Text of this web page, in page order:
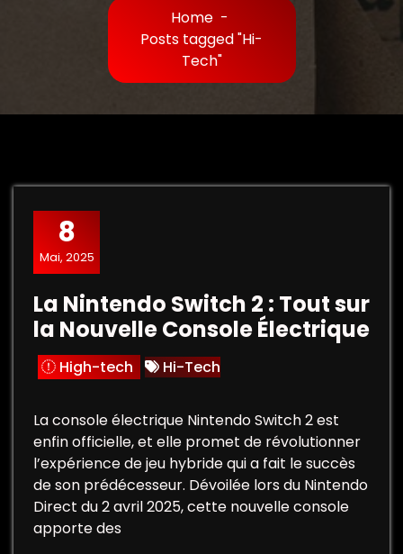
Home -
Posts tagged "Hi-
Tech"
8
Mai, 2025
La Nintendo Switch 2 : Tout sur
la Nouvelle Console Électrique
High-tech Hi-Tech
La console électrique Nintendo Switch 2 est
enfin officielle, et elle promet de révolutionner
l’expérience de jeu hybride qui a fait le succès
de son prédécesseur. Dévoilée lors du Nintendo
Direct du 2 avril 2025, cette nouvelle console
apporte des